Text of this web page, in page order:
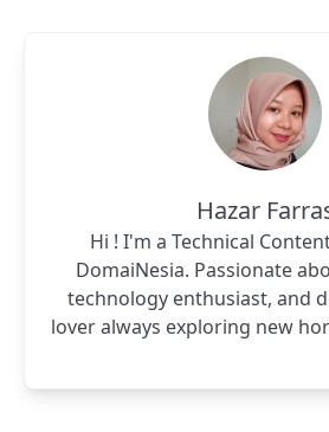
Hazar
Hi ! I'm a Technical
DomaiNesia. Passionate
technology enthusiast, and
lover always exploring new